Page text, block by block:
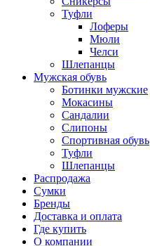
Туфли
Лоферы
Мюли
Челси
Шлепанцы
Мужская обувь
Ботинки мужские
Мокасины
Сандалии
Слипоны
Спортивная обувь
Туфли
Шлепанцы
Распродажа
Сумки
Бренды
Доставка и оплата
Где купить
О компании